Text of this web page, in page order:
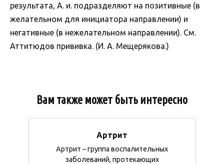
результата, А. и. подразделяют на позитивные (в
желательном для инициатора направлении) и
негативные (в нежелательном направлении). См.
Аттитюдов прививка. (И. А. Мещерякова.)
Вам также может быть интересно
Артрит
Артрит – группа воспалительных
заболеваний, протекающих